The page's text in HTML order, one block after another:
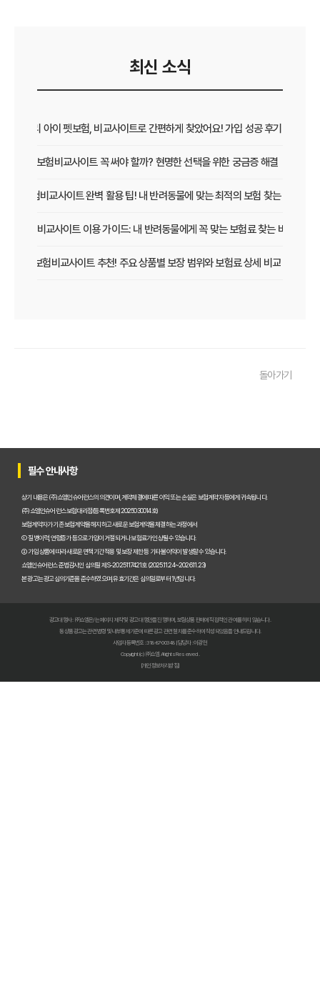
최신 소식
우리 아이 펫보험, 비교사이트로 간편하게 찾았어요! 가입 성공 후기
펫보험비교사이트 꼭 써야 할까? 현명한 선택을 위한 궁금증 해결
펫보험비교사이트 완벽 활용 팁! 내 반려동물에 맞는 최적의 보험 찾는 법
펫보험비교사이트 이용 가이드: 내 반려동물에게 꼭 맞는 보험료 찾는 비법
펫보험비교사이트 추천! 주요 상품별 보장 범위와 보험료 상세 비교
펫보험비교사이트 현명하게 고르는 법: 보장 범위별 주요 서비스 비교 분석
숨은 혜택까지 찾는 펫보험비교사이트 100% 활용 노하우 대공개
펫보험비교사이트, 이것만 알면 후회 없다! 현명한 선택 가이드
펫보험비교사이트, 정말 최저가만 중요할까? 놓치기 쉬운 함정들 파헤치기
펫보험비교사이트 실제 이용 후기: 숨겨진 장점과 단점 총정리
펫보험비교사이트, 현명한 보호자가 꼭 알아야 할 선택 기준 5가지
돌아가기
필수 안내사항
상기 내용은 (주)쇼엠인슈어런스의 의견이며, 계약체결에 따른 이익 또는 손실은 보험계약자 등에게 귀속됩니다.
(주)쇼엠인슈어런스 보험대리점(등록번호 제2025030014호)
보험계약자가 기존 보험계약을 해지하고 새로운 보험계약을 체결하는 과정에서
① 질병이력, 연령증가 등으로 가입이 거절되거나 보험료가 인상될 수 있습니다.
② 가입 상품에 따라 새로운 면책기간 적용 및 보장 제한 등 기타 불이익이 발생할 수 있습니다.
쇼엠인슈어런스 준법감시인 심의필 제S-2025117421호 (2025.11.24~2026.11.23)
본 광고는 광고심의기준을 준수하였으며, 유효기간은 심의일로부터 1년입니다.
광고대행사 : ㈜쇼엠은/는 페이지 제작 및 광고 대행만을 진행하며, 보험상품 판매에 직접적인 관여를 하지 않습니다.
동 상품광고는 관련 법령 및 내부통제기준에 따른 광고 관련 절차를 준수하여 작성되었음을 안내드립니다.
사업자등록번호 : 318-87-00348 | 담당자 : 이광헌
Copyright (c) ㈜쇼엠 All rights Reserved.
[개인정보처리방침]